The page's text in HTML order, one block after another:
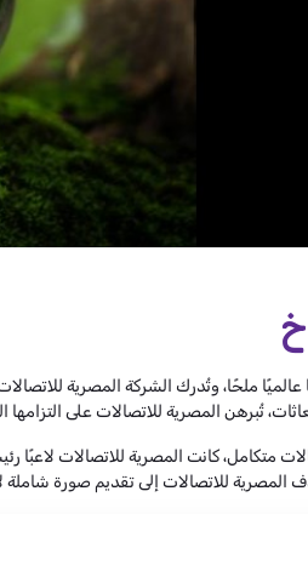
عالميًا ملحًا، وتُدرك الشركة المصرية
تُبرهن المصرية للاتصالات على التزامها
متكامل، كانت المصرية للاتصالات لاعبًا
المصرية للاتصالات إلى تقديم صورة شاملة